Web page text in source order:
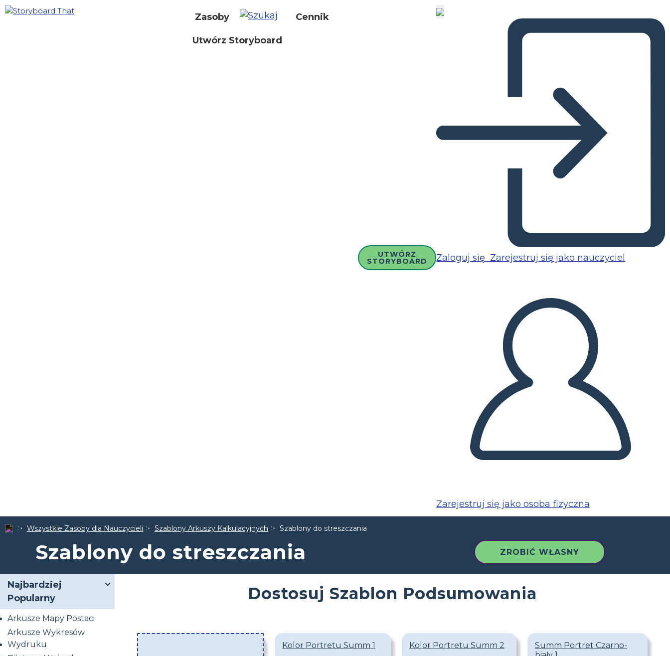
Zasoby Cennik
Utwórz Storyboard
UTWÓRZ
STORYBOARD Zaloguj się Zarejestruj się jako nauczyciel
Zarejestruj się jako osoba fizyczna
Wszystkie Zasoby dla Nauczycieli Szablony Arkuszy Kalkulacyjnych Szablony do streszczania
Szablony do streszczania ZROBIĆ WŁASNY
Najbardziej
Popularny
Arkusze Mapy Postaci
Arkusze Wykresów
Wydruku
Dostosuj Szablon Podsumowania
Kolor Portretu Summ 1 Kolor Portretu Summ 2
Summ Portret Czarno-